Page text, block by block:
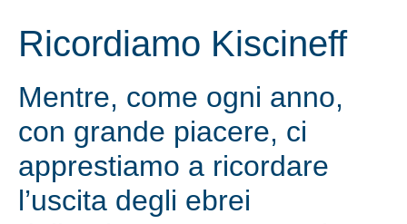
Ricordiamo Kiscineff
Mentre, come ogni anno,
con grande piacere, ci
apprestiamo a ricordare
l’uscita degli ebrei